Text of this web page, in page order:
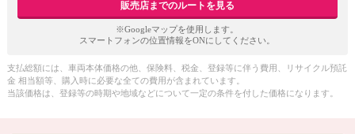
販売店までのルートを見る
※Googleマップを使用します。
スマートフォンの位置情報をONにしてください。
支払総額には、車両本体価格の他、保険料、税金、登録等に伴う費用、リサイクル預託
金 相当額等、購入時に必要な全ての費用が含まれています。
当該価格は、登録等の時期や地域などについて一定の条件を付した価格になります。